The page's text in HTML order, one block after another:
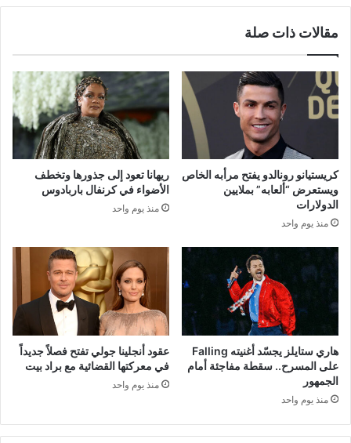
مقالات ذات صلة
كريستيانو رونالدو يفتح مرأبه الخاص
ويستعرض “ألعابه” بملايين
الدولارات
منذ يوم واحد
ريهانا تعود إلى جذورها وتخطف
الأضواء في كرنفال باربادوس
منذ يوم واحد
هاري ستايلز يجسّد أغنيته Falling
على المسرح.. سقطة مفاجئة أمام
الجمهور
منذ يوم واحد
عقود أنجلينا جولي تفتح فصلاً جديداً
في معركتها القضائية مع براد بيت
منذ يوم واحد